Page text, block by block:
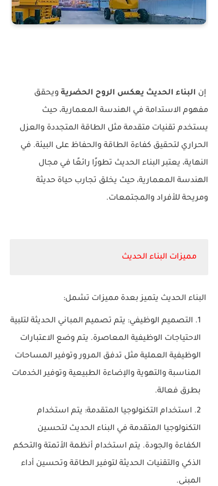
إن البناء الحديث يعكس الروح الحضرية ويحقق
مفهوم الاستدامة في الهندسة المعمارية، حيث
يستخدم تقنيات متقدمة مثل الطاقة المتجددة والعزل
الحراري لتحقيق كفاءة الطاقة والحفاظ على البيئة. في
النهاية، يعتبر البناء الحديث تطورًا رائعًا في مجال
الهندسة المعمارية، حيث يخلق تجارب حياة حديثة
ومريحة للأفراد والمجتمعات.
مميزات البناء الحديث
البناء الحديث يتميز بعدة مميزات تشمل:
التصميم الوظيفي: يتم تصميم المباني الحديثة لتلبية
الاحتياجات الوظيفية المعاصرة. يتم وضع الاعتبارات
الوظيفية العملية مثل تدفق المرور وتوفير المساحات
المناسبة والتهوية والإضاءة الطبيعية وتوفير الخدمات
بطرق فعالة.
استخدام التكنولوجيا المتقدمة: يتم استخدام
التكنولوجيا المتقدمة في البناء الحديث لتحسين
الكفاءة والجودة. يتم استخدام أنظمة الأتمتة والتحكم
الذكي والتقنيات الحديثة لتوفير الطاقة وتحسين أداء
المبنى.